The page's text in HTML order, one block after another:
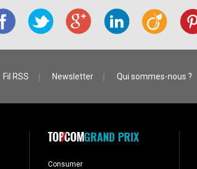
Fil RSS Newsletter Qui sommes-nous ?
GRAND PRIX
Consumer